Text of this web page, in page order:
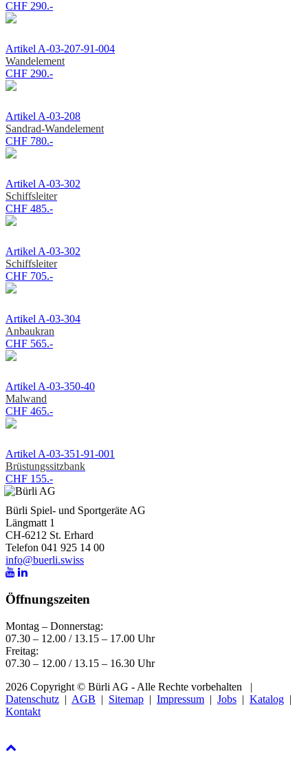
CHF 290.-
Artikel A-03-207-91-004
Wandelement
CHF 290.-
Artikel A-03-208
Sandrad-Wandelement
CHF 780.-
Artikel A-03-302
Schiffsleiter
CHF 485.-
Artikel A-03-302
Schiffsleiter
CHF 705.-
Artikel A-03-304
Anbaukran
CHF 565.-
Artikel A-03-350-40
Malwand
CHF 465.-
Artikel A-03-351-91-001
Brüstungssitzbank
CHF 155.-
Bürli Spiel- und Sportgeräte AG
Längmatt 1
CH-6212 St. Erhard
Telefon 041 925 14 00
info@buerli.swiss
Öffnungszeiten
Montag – Donnerstag:
07.30 – 12.00 / 13.15 – 17.00 Uhr
Freitag:
07.30 – 12.00 / 13.15 – 16.30 Uhr
2026 Copyright © Bürli AG - Alle Rechte vorbehalten |
Datenschutz | AGB | Sitemap | Impressum | Jobs | Katalog |
Kontakt